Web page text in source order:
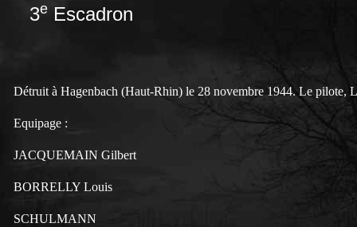
3e Escadron
Détruit à Hagenbach (Haut-Rhin) le 28 novembre 1944. Le pilote,
Equipage :
JACQUEMAIN Gilbert
BORRELLY Louis
SCHULMANN